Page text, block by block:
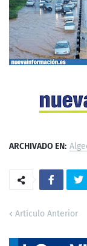
ARCHIVADO EN:
Artículo Anterior